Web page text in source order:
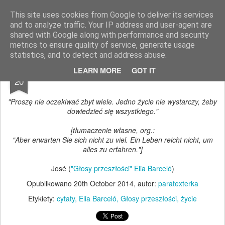
This site uses cookies from Google to deliver its services
and to analyze traffic. Your IP address and user-agent are
shared with Google along with performance and security
metrics to ensure quality of service, generate usage
statistics, and to detect and address abuse.
LEARN MORE GOT IT
paratexterka o książkach i (mo)ich historiach
Pages
20
"Proszę nie oczekiwać zbyt wiele. Jedno życie nie wystarczy, żeby
dowiedzieć się wszystkiego."
[tłumaczenie własne, org.:
"Aber erwarten Sie sich nicht zu viel. Ein Leben reicht nicht, um
alles zu erfahren."]
José ("Głosy przeszłości" Elia Barceló)
Opublikowano 20th October 2014, autor: paratexterka
Etykiety: cytaty Elia Barceló Głosy przeszłości życie